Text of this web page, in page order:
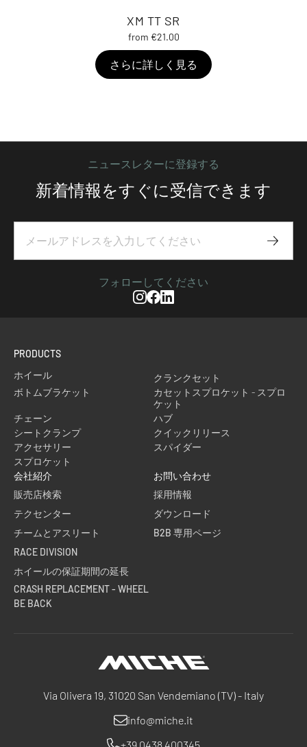
XM TT SR
from €21.00
さらに詳しく見る
ニュースレターに登録する
新着情報をすぐに受信できます
フォローしてください
Instagram
Facebook
Linkedin
Via Olivera 19, 31020 San Vendemiano (TV) - Italy
info@miche.it
PRODUCTS
ホイール
クランクセット
ボトムブラケット
カセットスプロケット - スプロ
ケット
チェーン
ハブ
シートクランプ
クイックリリース
アクセサリー
スパイダー
スプロケット
会社紹介
販売店検索
テクセンター
チームとアスリート
RACE DIVISION
ホイールの保証期間の延長
CRASH REPLACEMENT - WHEEL
BE BACK
お問い合わせ
採用情報
ダウンロード
B2B 専用ページ